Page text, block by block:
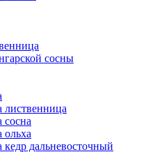
сосны
лиственница
сосна
ольха
кедр дальневосточный